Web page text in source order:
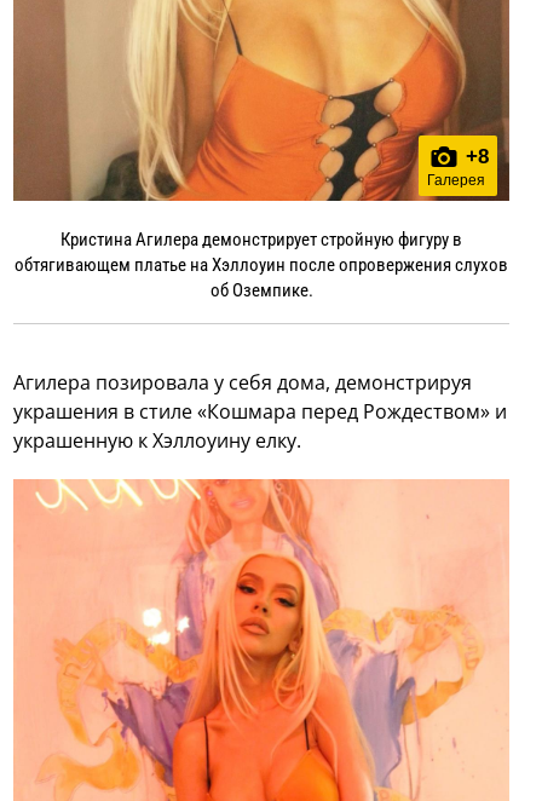
+8
Галерея
Кристина Агилера демонстрирует стройную фигуру в
обтягивающем платье на Хэллоуин после опровержения слухов
об Оземпике.
Агилера позировала у себя дома, демонстрируя
украшения в стиле «Кошмара перед Рождеством» и
украшенную к Хэллоуину елку.